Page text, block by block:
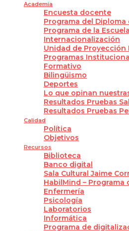
Academia
Encuesta docente
Programa del Diploma
Programa de la
Internacionalización
Unidad de Proyección
Programas
Formativo
Bilingüismo
Deportes
Lo que opinan
Resultados Pruebas
Resultados Pruebas
Calidad
Política
Objetivos
Recursos
Biblioteca
Banco digital
Sala Cultural Jaime
HabilMind – Programa
Enfermería
Psicología
Laboratorios
Informática
Programa de